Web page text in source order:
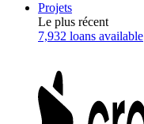
Projets
Le plus récent
7,932 loans available